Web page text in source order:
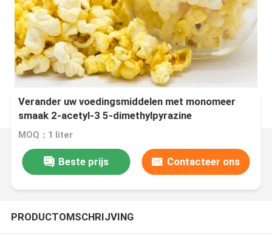
Verander uw voedingsmiddelen met monomeer
smaak 2-acetyl-3 5-dimethylpyrazine
MOQ：1 liter
Beste prijs Contacteer ons
PRODUCTOMSCHRIJVING